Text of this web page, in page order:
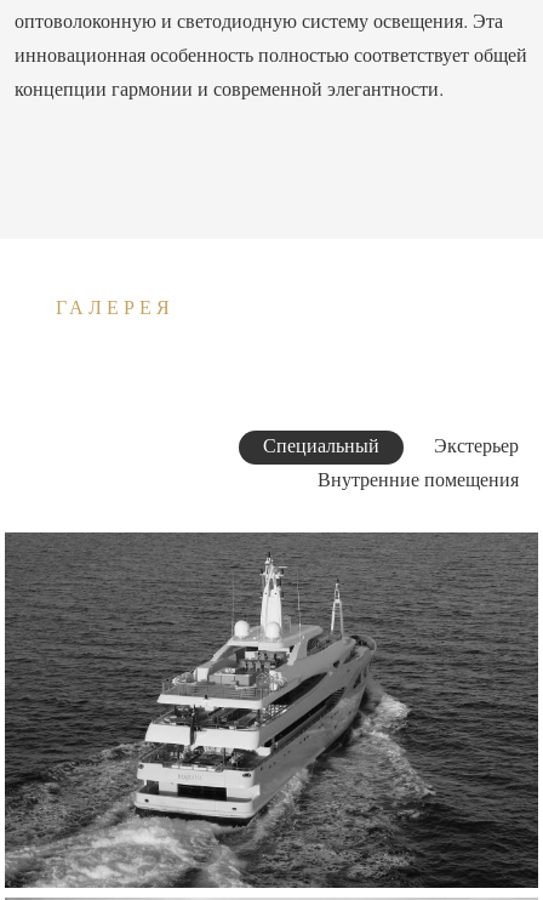
оптоволоконную и светодиодную систему освещения. Эта
инновационная особенность полностью соответствует общей
концепции гармонии и современной элегантности.
ГАЛЕРЕЯ
Специальный
Экстерьер
Внутренние помещения